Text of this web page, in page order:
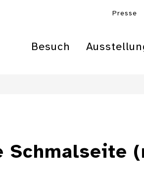
Presse
Besuch
Schmalseite